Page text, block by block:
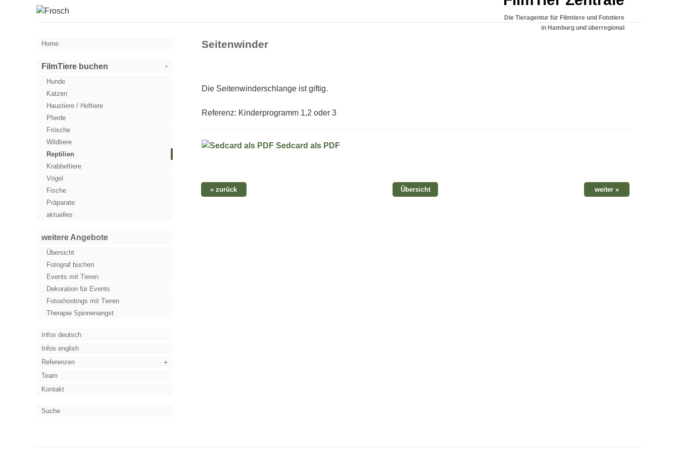
Die Tieragentur für Filmtiere und Fototiere
in Hamburg und überregional
Home
FilmTiere buchen
Hunde
Katzen
Haustiere / Hoftiere
Pferde
Frösche
Wildtiere
Reptilien
Krabbeltiere
Vögel
Fische
Präparate
aktuelles
weitere Angebote
Übersicht
Fotograf buchen
Events mit Tieren
Dekoration für Events
Fotoshootings mit Tieren
Therapie Spinnenangst
Infos deutsch
Infos english
Referenzen
Team
Kontakt
Suche
Seitenwinder
Die Seitenwinderschlange ist giftig.
Referenz: Kinderprogramm 1,2 oder 3
Sedcard als PDF
« zurück weiter »
Übersicht